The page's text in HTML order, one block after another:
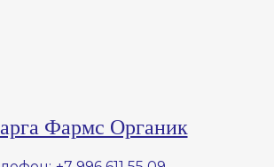
Фармс Органик